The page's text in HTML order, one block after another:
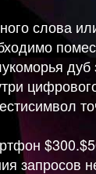
слова
дуб
запросов